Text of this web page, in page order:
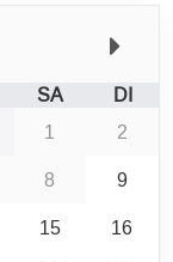
SA
DI
1
2
8
9
15
16